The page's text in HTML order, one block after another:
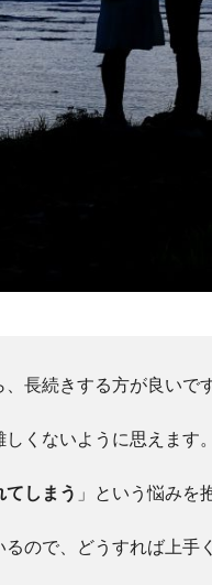
長続きする方が良いで
くないように思えます。
しまう 」という悩みを
ので、どうすれば上手